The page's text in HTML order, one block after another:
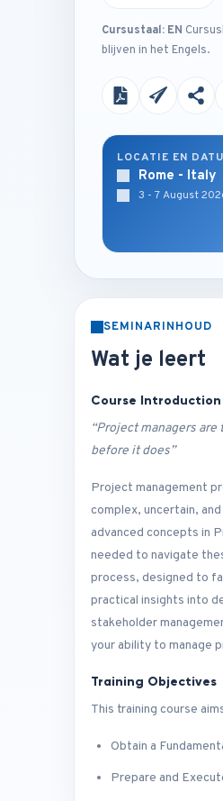
Cursustaal: EN
blijven in het Engels.
LOCATIE EN
Rome - Italy
3 - 7 August
SEMINARINHOUD
Wat je leert
Course Introduction
“Project managers
before it does”
Project management
complex, uncertain,
advanced concepts in
needed to navigate
process, designed to
practical insights into
stakeholder
your ability to manage
Training Objectives
This training course
Obtain a
Prepare and